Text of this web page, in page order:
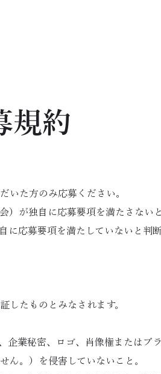
規約
いた方のみ応募ください。
）が独自に応募要項を満たさない
に応募要項を満たしていないと判
したものとみなされます。
企業秘密、ロゴ、肖像権またはプ
ん。）を侵害していないこと。